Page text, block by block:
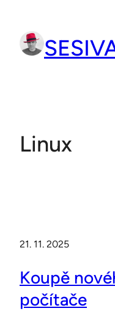
obsah
Linux
21. 11. 2025
Koupě
počítače